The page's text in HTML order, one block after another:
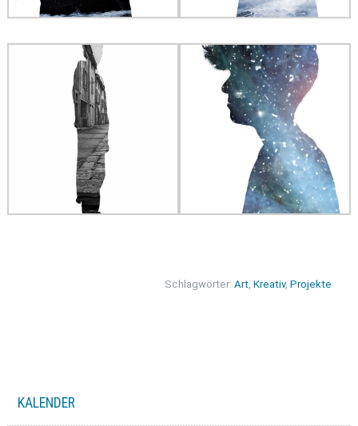
Schlagwörter:Art ,Kreativ,Projekte
KALENDER